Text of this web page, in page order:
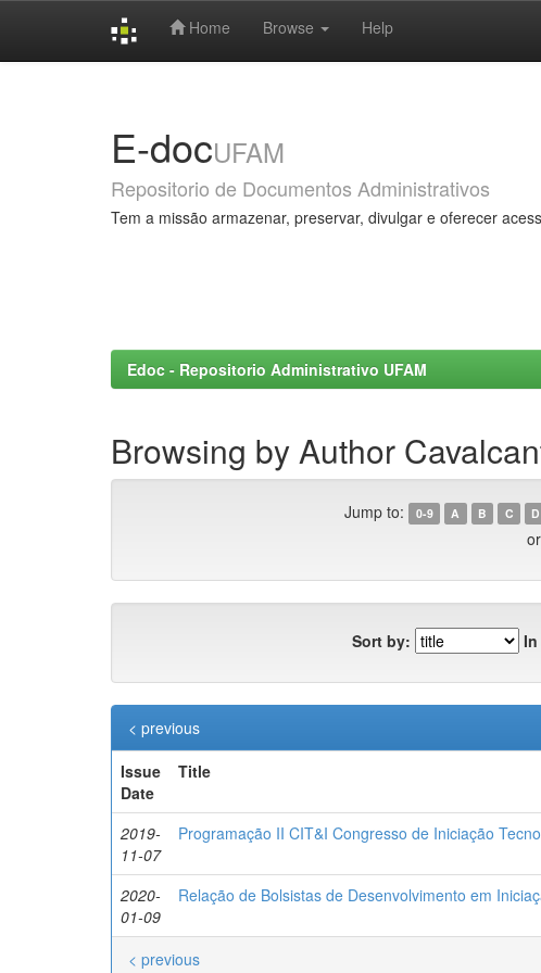
Home Browse Help
E-docUFAM
Repositorio de Documentos Administrativos
Tem a missão armazenar, preservar, divulgar e oferecer
Edoc - Repositorio Administrativo UFAM
Browsing by Author
Jump to: 0-9 A B C D
Sort by:
< previous
Issue
Date
Title
2019-
11-07
Programação II CIT&I Congresso de Iniciação
2020-
01-09
Relação de Bolsistas de Desenvolvimento em
< previous